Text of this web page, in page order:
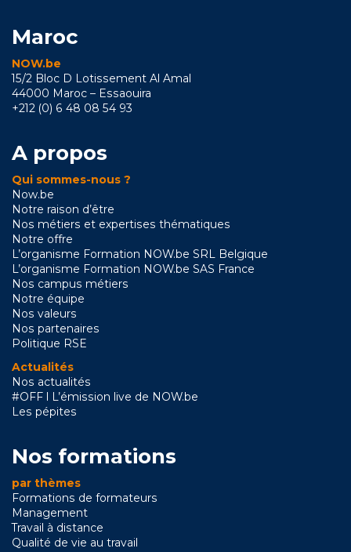
Maroc
NOW.be
15/2 Bloc D Lotissement Al Amal
44000 Maroc – Essaouira
+212 (0) 6 48 08 54 93
A propos
Qui sommes-nous ?
Now.be
Notre raison d’être
Nos métiers et expertises thématiques
Notre offre
L’organisme Formation NOW.be SRL Belgique
L’organisme Formation NOW.be SAS France
Nos campus métiers
Notre équipe
Nos valeurs
Nos partenaires
Politique RSE
Actualités
Nos actualités
#OFF l L’émission live de NOW.be
Les pépites
Nos formations
par thèmes
Formations de formateurs
Management
Travail à distance
Qualité de vie au travail